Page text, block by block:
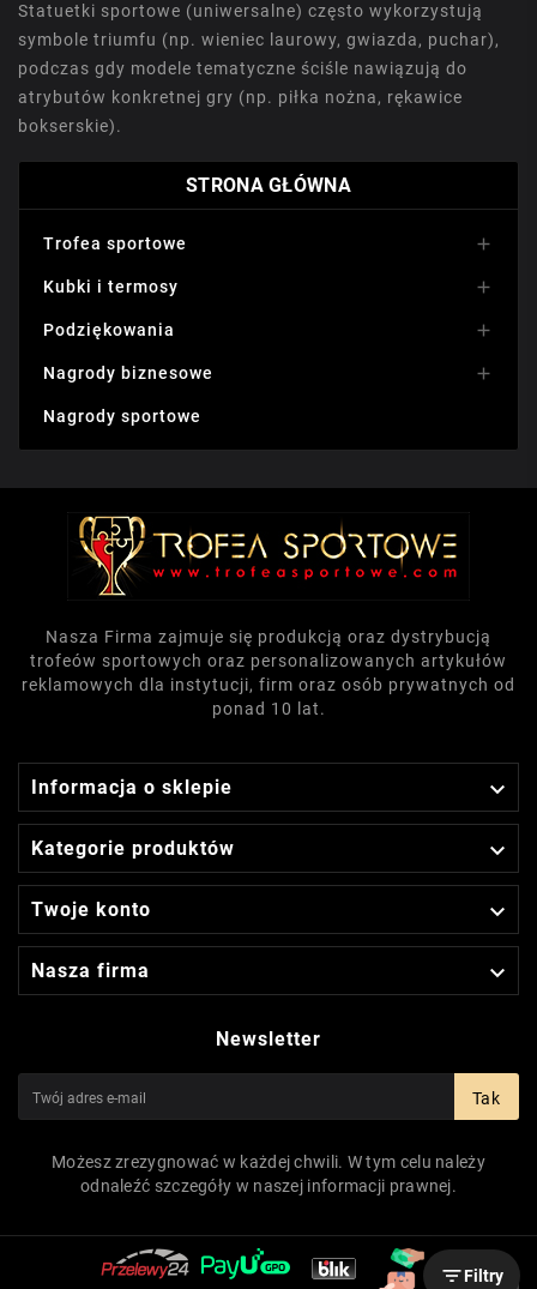
Statuetki sportowe (uniwersalne) często wykorzystują
symbole triumfu (np. wieniec laurowy, gwiazda, puchar),
podczas gdy modele tematyczne ściśle nawiązują do
atrybutów konkretnej gry (np. piłka nożna, rękawice
bokserskie).
Filtry
STRONA GŁÓWNA
Trofea sportowe 
Kubki i termosy 
Podziękowania 
Nagrody biznesowe 
Nagrody sportowe
Nasza Firma zajmuje się produkcją oraz dystrybucją
trofeów sportowych oraz personalizowanych artykułów
reklamowych dla instytucji, firm oraz osób prywatnych od
ponad 10 lat.
Informacja o sklepie 
Kategorie produktów 
Twoje konto 
Nasza firma 
Newsletter
Tak
Możesz zrezygnować w każdej chwili. W tym celu należy
odnaleźć szczegóły w naszej informacji prawnej.